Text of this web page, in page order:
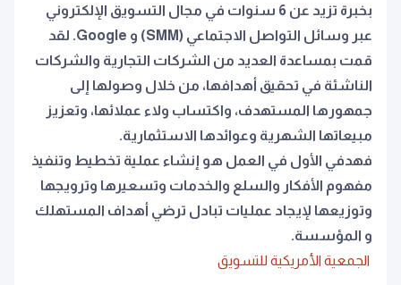
بخبرة تزيد عن 6 سنوات في مجال التسويق الإلكتروني
عبر وسائل التواصل الاجتماعي (SMM) و Google. لقد
قمت بمساعدة العديد من الشركات التجارية والشركات
الناشئة في تحقيق أهدافها، من خلال وصولها إلى
جمهورها المستهدف، واكتساب ولاء عملائها، وتعزيز
مبيعاتها الشهرية وعوائدها الاستثمارية.
فهدﻓﻲ اﻷول ﻓﻲ اﻟﻌﻤﻞ ﻫﻮ إﻧﺸﺎء ﻋﻤﻠﻴﺔ ﺗﺨﻄﻴﻂ وﺗﻨﻔﻴﺬ
ﻣﻔﻬﻮم اﻷﻓﻜﺎر واﻟﺴﻠﻊ واﻟﺨﺪﻣﺎت وﺗﺴﻌﻴﺮﻫﺎ وﺗﺮوﻳﺠﻬﺎ
وﺗﻮزﻳﻌﻬﺎ ﻹﻳﺠﺎد ﻋﻤﻠﻴﺎت ﺗﺒﺎدل ﺗﺮﺿﻲ أﻫﺪاف اﻟﻤﺴﺘﻬﻠﻚ
و اﻟﻤﺆﺳﺴﺔ.
اﻟﺠﻤﻌﻴﺔ اﻷﻣﺮﻳﻜﻴﺔ ﻟﻠﺘﺴﻮﻳﻖ